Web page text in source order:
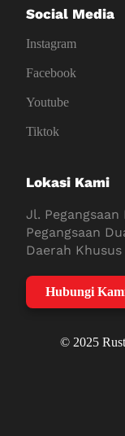
Social Media
Instagram
Facebook
Youtube
Tiktok
Lokasi Kami
Jl. Pegangsaan
Pegangsaan
Daerah
Hubungi
© 2025